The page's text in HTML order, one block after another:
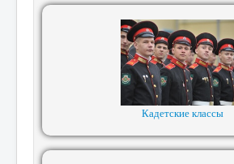
Кадетские классы